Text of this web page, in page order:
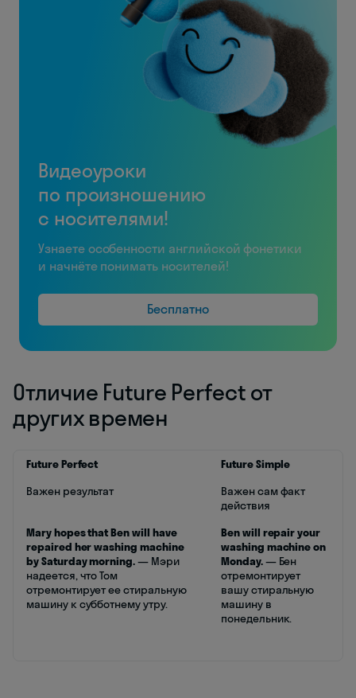
Видеоуроки
по произношению
с носителями!
Узнаете особенности английской фонетики
и начнёте понимать носителей!
Бесплатно
Отличие Future Perfect от
других времен
Future Perfect
Future Simple
Важен результат
Важен сам факт
действия
Mary hopes that Ben will have
repaired her washing machine
by Saturday morning.— Мэри
надеется, что Том
отремонтирует ее стиральную
машину к субботнему утру.
Ben will repair your
washing machine on
Monday.— Бен
отремонтирует
вашу стиральную
машину в
понедельник.